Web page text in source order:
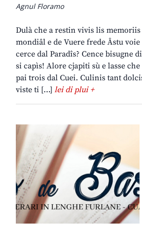
Agnul Floramo
Dulà che a restin vivis lis memoriis
mondiâl e de Vuere frede Âstu
cerce dal Paradîs? Cence bisugne
si capìs! Alore cjapiti sù e lasse
pai trois dal Cuei. Culinis tant
viste ti […] lei di plui +